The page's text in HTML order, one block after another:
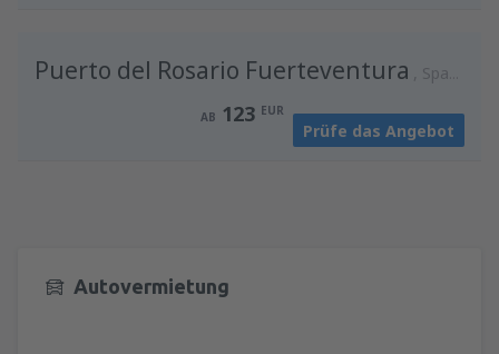
Puerto del Rosario Fuerteventura Spanien
AB 123 EUR
Prüfe das Angebot
Autovermietung